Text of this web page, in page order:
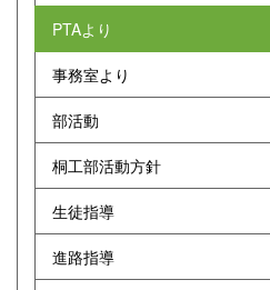
PTAより
事務室より
部活動
桐工部活動方針
生徒指導
進路指導